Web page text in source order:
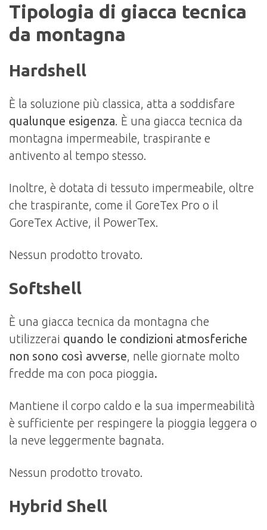
Tipologia di giacca tecnica
da montagna
Hardshell
È la soluzione più classica, atta a soddisfare
qualunque esigenza. È una giacca tecnica da
montagna impermeabile, traspirante e
antivento al tempo stesso.
Inoltre, è dotata di tessuto impermeabile, oltre
che traspirante, come il GoreTex Pro o il
GoreTex Active, il PowerTex.
Nessun prodotto trovato.
Softshell
È una giacca tecnica da montagna che
utilizzerai quando le condizioni atmosferiche
non sono così avverse, nelle giornate molto
fredde ma con poca pioggia.
Mantiene il corpo caldo e la sua impermeabilità
è sufficiente per respingere la pioggia leggera o
la neve leggermente bagnata.
Nessun prodotto trovato.
Hybrid Shell